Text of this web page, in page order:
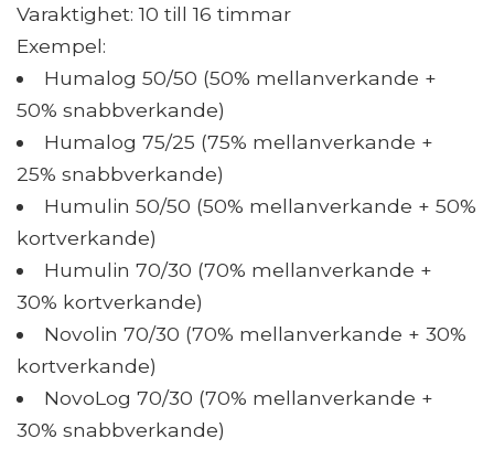
Varaktighet: 10 till 16 timmar
Exempel:
Humalog 50/50 (50% mellanverkande +
50% snabbverkande)
Humalog 75/25 (75% mellanverkande +
25% snabbverkande)
Humulin 50/50 (50% mellanverkande + 50%
kortverkande)
Humulin 70/30 (70% mellanverkande +
30% kortverkande)
Novolin 70/30 (70% mellanverkande + 30%
kortverkande)
NovoLog 70/30 (70% mellanverkande +
30% snabbverkande)